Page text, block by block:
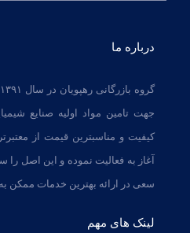
درباره ما
جهت تامین مواد اولیه صنایع
کیفیت و مناسبترین قیمت از
آغاز به فعالیت نموده و این اصل را
سعی در ارائه بهترین خدمات ممکن به
لینک های مهم